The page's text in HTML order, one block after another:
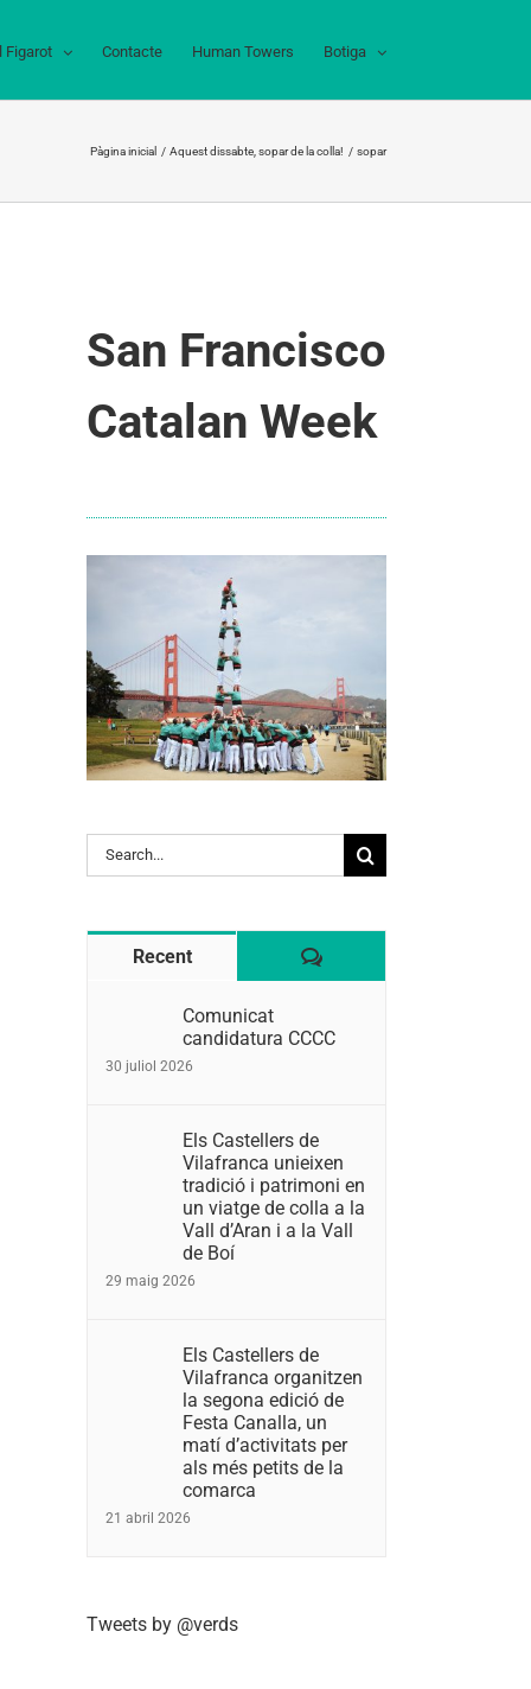
Figarot Contacte Human Towers Botiga
Pàgina inicial Aquest dissabte, sopar de la colla! sopar
San Francisco
Catalan Week
Search
for:
Recent Comentaris
Comunicat
candidatura CCCC
30 juliol 2026
Els Castellers de
Vilafranca unieixen
tradició i patrimoni en
un viatge de colla a la
Vall d’Aran i a la Vall
de Boí
29 maig 2026
Els Castellers de
Vilafranca organitzen
la segona edició de
Festa Canalla, un
matí d’activitats per
als més petits de la
comarca
21 abril 2026
Tweets by @verds